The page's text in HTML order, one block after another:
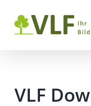
Inhalt
springen
VLF